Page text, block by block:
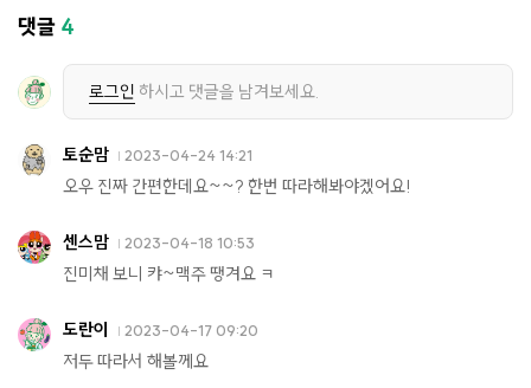
댓글 4
로그인 하시고 댓글을 남겨보세요.
토순맘 2023-04-24 14:21
오우 진짜 간편한데요~~? 한번 따라해봐야겠어요!
센스맘 2023-04-18 10:53
진미채 보니 캬~맥주 땡겨요 ㅋ
도란이 2023-04-17 09:20
저두 따라서 해볼께요